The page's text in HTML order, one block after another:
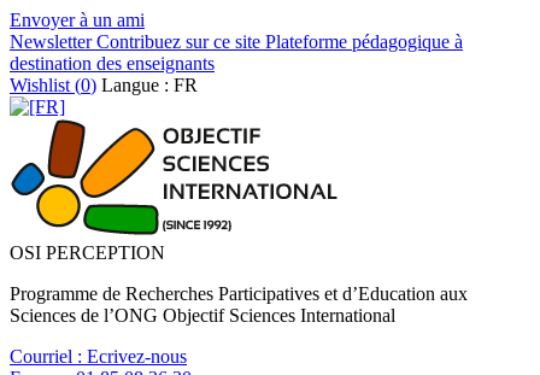
Envoyer à un ami
NewsletterContribuez sur ce site Plateforme pédagogique à
destination des enseignants
Wishlist (0) Langue : FR
OSI PERCEPTION
Programme de Recherches Participatives et d’Education aux
Sciences de l’ONG Objectif Sciences International
Courriel : Ecrivez-nous